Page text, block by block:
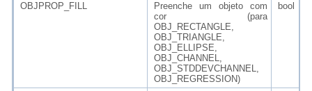
OBJPROP_FILL
Preenche um objeto com
cor (para
OBJ_RECTANGLE,
OBJ_TRIANGLE,
OBJ_ELLIPSE,
OBJ_CHANNEL,
OBJ_STDDEVCHANNEL,
OBJ_REGRESSION)
bool